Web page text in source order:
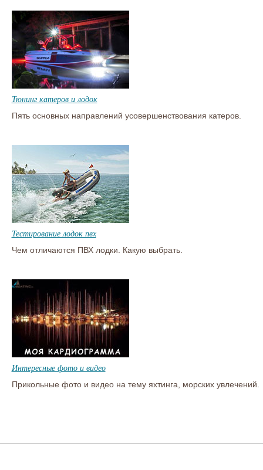
Тюнинг катеров и лодок
Пять основных направлений усовершенствования катеров.
Тестирование лодок пвх
Чем отличаются ПВХ лодки. Какую выбрать.
Интересные фото и видео
Прикольные фото и видео на тему яхтинга, морских увлечений.